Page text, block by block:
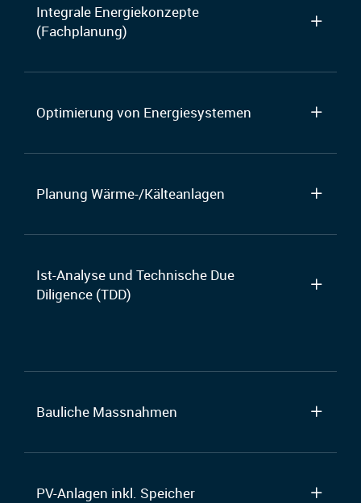
Integrale Energiekonzepte
(Fachplanung)
Optimierung von Energiesystemen
Planung Wärme-/Kälteanlagen
Ist-Analyse und Technische Due
Diligence (TDD)
Bauliche Massnahmen
PV-Anlagen inkl. Speicher